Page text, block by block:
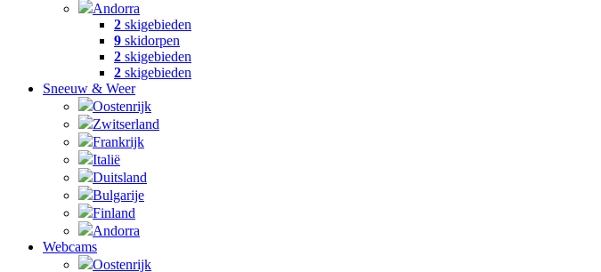
Andorra
2 skigebieden
9 skidorpen
2 skigebieden
2 skigebieden
Sneeuw & Weer
Oostenrijk
Zwitserland
Frankrijk
Italië
Duitsland
Bulgarije
Finland
Andorra
Webcams
Oostenrijk